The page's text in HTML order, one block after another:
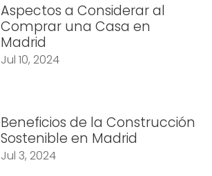
Aspectos a Considerar al
Comprar una Casa en
Madrid
Jul 10, 2024
Beneficios de la Construcción
Sostenible en Madrid
Jul 3, 2024